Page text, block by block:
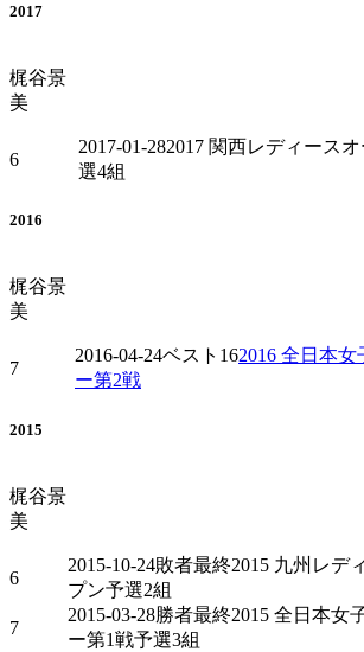
2017
梶谷景
美
6
2017-01-282017 関西レディース
選4組
2016
梶谷景
美
7
2016-04-24ベスト162016 全日本女
ー第2戦
2015
梶谷景
美
6
2015-10-24敗者最終2015 九州レデ
プン予選2組
7
2015-03-28勝者最終2015 全日本女
ー第1戦予選3組